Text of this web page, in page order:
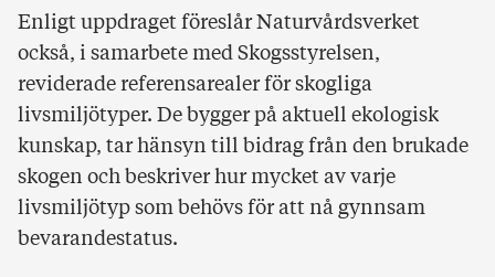
Enligt uppdraget föreslår Naturvårdsverket
också, i samarbete med Skogsstyrelsen,
reviderade referensarealer för skogliga
livsmiljötyper. De bygger på aktuell ekologisk
kunskap, tar hänsyn till bidrag från den brukade
skogen och beskriver hur mycket av varje
livsmiljötyp som behövs för att nå gynnsam
bevarandestatus.